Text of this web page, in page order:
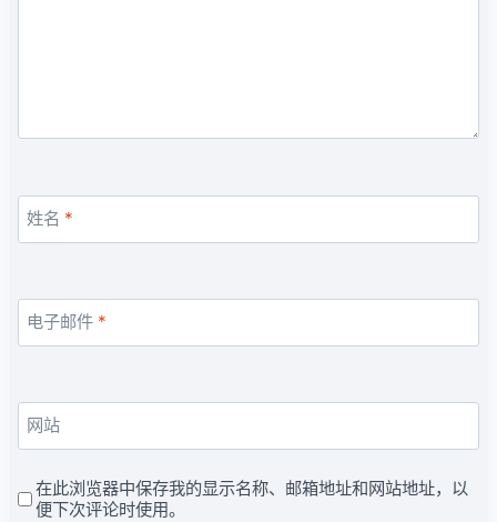
姓名 *
电子邮件 *
网站
在此浏览器中保存我的显示名称、邮箱地址和网站地址，以
便下次评论时使用。